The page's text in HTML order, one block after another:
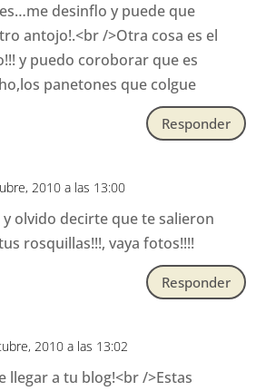
desinflo y puede que
antojo!.<br />Otra cosa es el
y puedo coroborar que es
panetones que colgue
Responder
2010 a las 13:00
olvido decirte que te salieron
rosquillas!!!, vaya fotos!!!!
Responder
2010 a las 13:02
llegar a tu blog!<br />Estas